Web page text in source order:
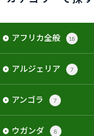
アフリカ全般 18
アルジェリア 7
アンゴラ 7
ウガンダ 8